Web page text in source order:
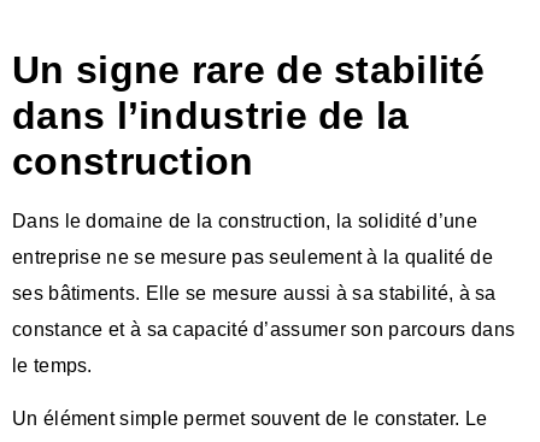
Un signe rare de stabilité
dans l’industrie de la
construction
Dans le domaine de la construction, la solidité d’une
entreprise ne se mesure pas seulement à la qualité de
ses bâtiments. Elle se mesure aussi à sa stabilité, à sa
constance et à sa capacité d’assumer son parcours dans
le temps.
Un élément simple permet souvent de le constater. Le